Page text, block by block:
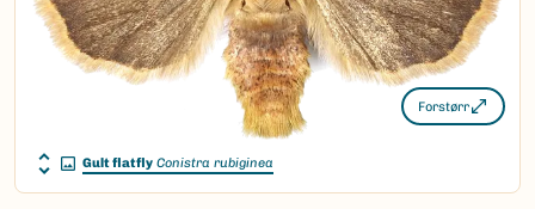
Forstørr
Gult flatfly Conistra rubiginea